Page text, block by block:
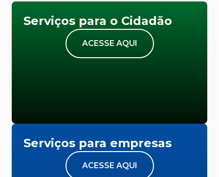
Serviços para o Cidadão
ACESSE AQUI
Serviços para empresas
ACESSE AQUI